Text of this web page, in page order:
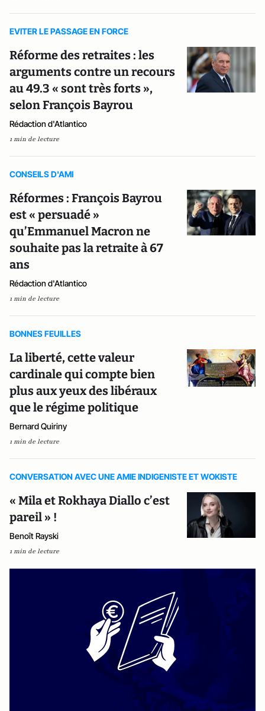
EVITER LE PASSAGE EN FORCE
Réforme des retraites : les
arguments contre un recours
au 49.3 « sont très forts »,
selon François Bayrou
Rédaction d'Atlantico
1 min de lecture
CONSEILS D'AMI
Réformes : François Bayrou
est « persuadé »
qu’Emmanuel Macron ne
souhaite pas la retraite à 67
ans
Rédaction d'Atlantico
1 min de lecture
BONNES FEUILLES
La liberté, cette valeur
cardinale qui compte bien
plus aux yeux des libéraux
que le régime politique
Bernard Quiriny
1 min de lecture
CONVERSATION AVEC UNE AMIE INDIGENISTE ET WOKISTE
« Mila et Rokhaya Diallo c’est
pareil » !
Benoît Rayski
1 min de lecture